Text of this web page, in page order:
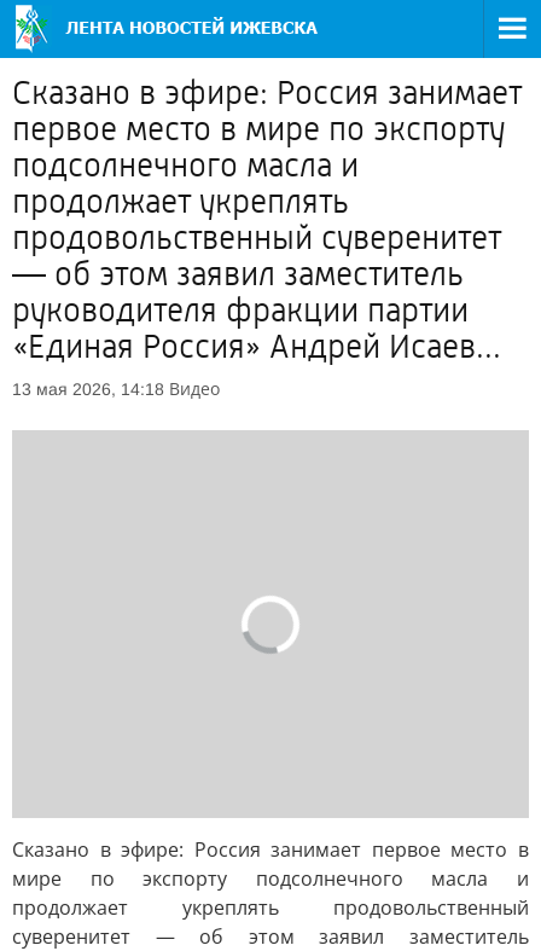
Сказано в эфире: Россия занимает
первое место в мире по экспорту
подсолнечного масла и
продолжает укреплять
продовольственный суверенитет
— об этом заявил заместитель
руководителя фракции партии
«Единая Россия» Андрей Исаев...
13 мая 2026, 14:18 Видео
Сказано в эфире: Россия занимает первое место в
мире по экспорту подсолнечного масла и
продолжает укреплять продовольственный
суверенитет — об этом заявил заместитель